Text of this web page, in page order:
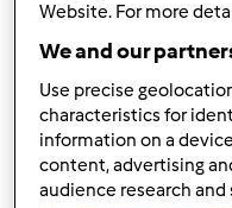
Esecuzione:
1. Prendere una
colorarla a piacere (noi
tonalità di lilla).
Website. For more
We and our
Use precise
characteristics for
information on a
content, advertising
audience research